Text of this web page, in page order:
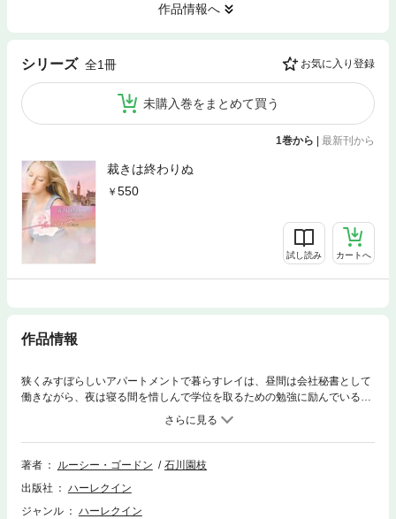
作品情報へ
シリーズ 全1冊 お気に入り登録
未購入巻をまとめて買う
1巻から | 最新刊から
裁きは終わりぬ
550
試し読み カートへ
作品情報
狭くみすぼらしいアパートメントで暮らすレイは、昼間は会社秘書として
働きながら、夜は寝る間を惜しんで学位を取るための勉強に励んでいる。
貧しい生活を支えるために、エスコートサービスのアルバイトをしていた
ある晩、彼女は弁護士のジャイルズ・ブレークと再会する。8年前、レイ
の父を死に追いやった憎むべき男――ところが成功者となったはずのジャ
イルズの目に、苦悩の影を見つけて、レイは戸惑いをおぼえた。
著者 ルーシー・ゴードン
石川園枝
出版社
ハーレクイン
ジャンル
ハーレクイン